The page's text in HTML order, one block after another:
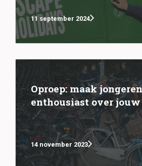
11 september 2024
Oproep: maak jongeren
enthousiast over jouw
14 november 2023